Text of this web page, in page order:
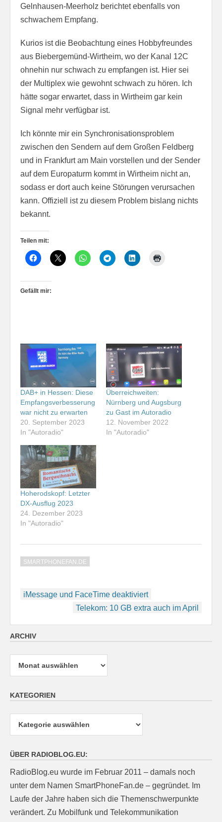
Gelnhausen-Meerholz berichtet ebenfalls von
schwachem Empfang.
Kurios ist die Beobachtung eines Hobbyfreundes
aus Biebergemünd-Wirtheim, wo der Kanal 12C
ohnehin nur schwach zu empfangen ist. Hier sei
der Multiplex wie gewohnt schwach zu hören. Ich
hätte sogar erwartet, dass in Wirtheim gar kein
Signal mehr verfügbar ist.
Ich könnte mir ein Synchronisationsproblem
zwischen den Sendern auf dem Großen Feldberg
und in Frankfurt am Main vorstellen und der Sender
auf dem Europaturm kommt in Wirtheim nicht an,
sodass er dort auch keine Störungen verursachen
kann. Offiziell ist zu diesem Problem bislang nichts
bekannt.
Teilen mit:
Gefällt mir:
DAB+ in Hessen: Diese
Empfangsverbesserung
war nicht zu erwarten
20. September 2023
In "Autoradio"
Überreichweiten:
Nürnberg und Augsburg
zu Gast im Autoradio
12. November 2022
In "Autoradio"
Hoherodskopf: Letzter
DX-Ausflug 2023
24. Dezember 2023
In "Autoradio"
SMARTPHONEFAN.DE
Beitragsnavigation
iMessage und FaceTime deaktiviert
Telekom: 10 GB extra auch im April
ARCHIV
Archiv
KATEGORIEN
ÜBER RADIOBLOG.EU:
RadioBlog.eu wurde im Februar 2011 – damals noch
unter dem Namen SmartPhoneFan.de – gegründet. Im
Laufe der Jahre haben sich die Themenschwerpunkte
verändert. Zu Mobilfunk und Telekommunikation